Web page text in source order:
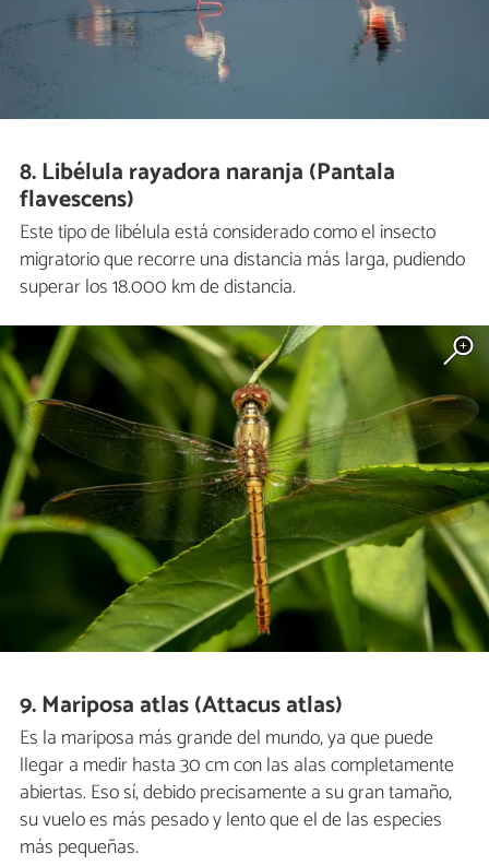
8. Libélula rayadora naranja (Pantala
flavescens)
Este tipo de libélula está considerado como el insecto
migratorio que recorre una distancia más larga, pudiendo
superar los 18.000 km de distancia.
9. Mariposa atlas (Attacus atlas)
Es la mariposa más grande del mundo, ya que puede
llegar a medir hasta 30 cm con las alas completamente
abiertas. Eso sí, debido precisamente a su gran tamaño,
su vuelo es más pesado y lento que el de las especies
más pequeñas.